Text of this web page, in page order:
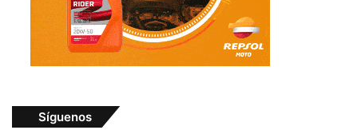
Síguenos